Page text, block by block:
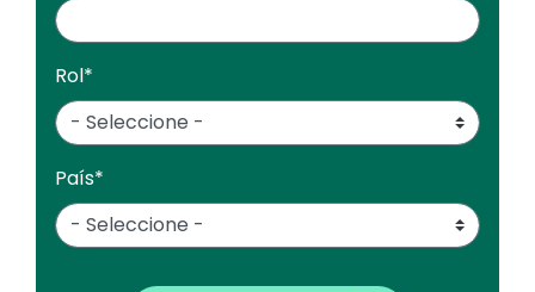
Rol*
País*